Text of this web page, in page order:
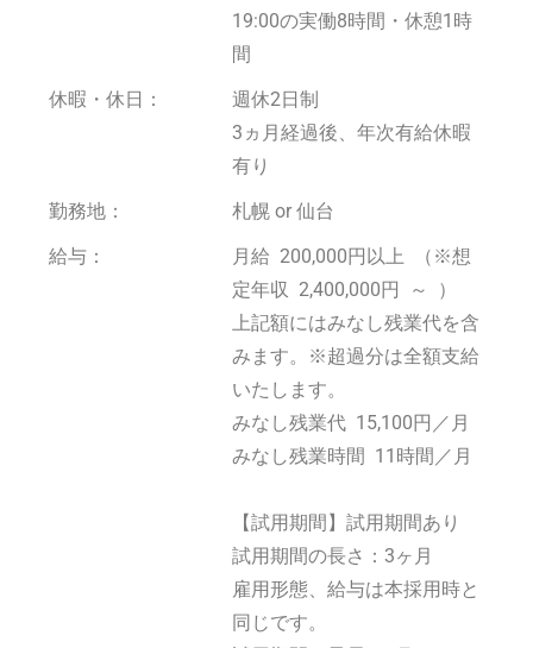
19:00の実働8時間・休憩1時
間
休暇・休日：
週休2日制
3ヵ月経過後、年次有給休暇
有り
勤務地：
札幌 or 仙台
給与：
月給 200,000円以上 （※想
定年収 2,400,000円 ～ ）
上記額にはみなし残業代を含
みます。※超過分は全額支給
いたします。
みなし残業代 15,100円／月
みなし残業時間 11時間／月
【試用期間】試用期間あり
試用期間の長さ：3ヶ月
雇用形態、給与は本採用時と
同じです。